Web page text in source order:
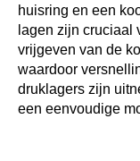
huisring en een
lagen zijn cruciaal
vrijgeven van de
waardoor
druklagers zijn
een eenvoudige